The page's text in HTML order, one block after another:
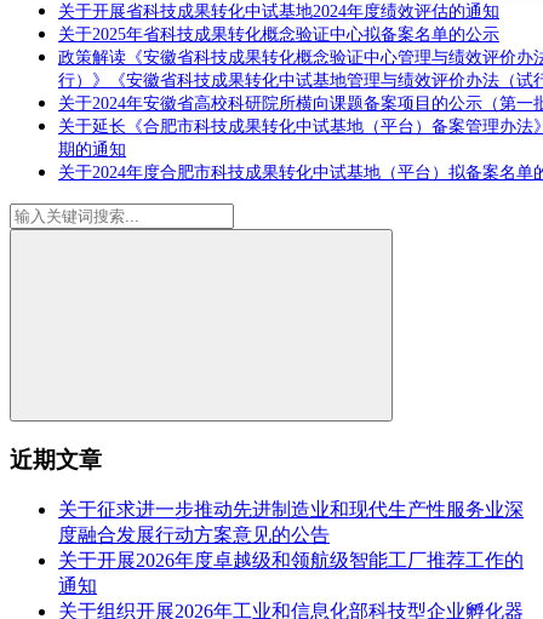
关于开展省科技成果转化中试基地2024年度绩效评估的通知
关于2025年省科技成果转化概念验证中心拟备案名单的公示
政策解读《安徽省科技成果转化概念验证中心管理与绩效评价办
行）》《安徽省科技成果转化中试基地管理与绩效评价办法（试
关于2024年安徽省高校科研院所横向课题备案项目的公示（第一
关于延长《合肥市科技成果转化中试基地（平台）备案管理办法
期的通知
关于2024年度合肥市科技成果转化中试基地（平台）拟备案名单
近期文章
关于征求进一步推动先进制造业和现代生产性服务业深
度融合发展行动方案意见的公告
关于开展2026年度卓越级和领航级智能工厂推荐工作的
通知
关于组织开展2026年工业和信息化部科技型企业孵化器